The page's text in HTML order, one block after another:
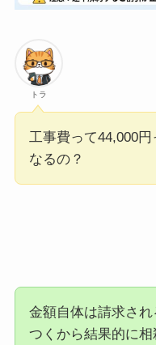
トラ
工事費って44,000
なるの？
金額自体は請求さ
つくから結果的に相